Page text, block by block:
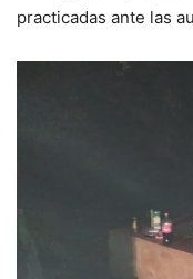
practicadas ante las